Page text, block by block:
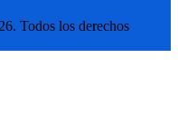
Todos los derechos